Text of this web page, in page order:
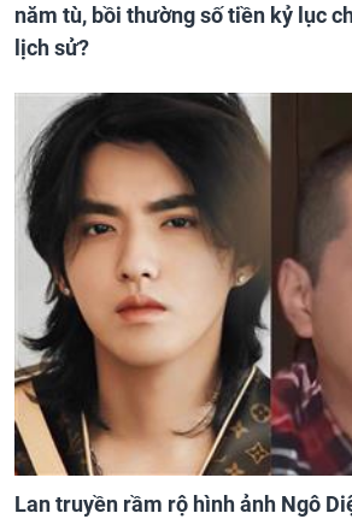
năm tù, bồi thường số tiền kỷ lục
lịch sử?
Lan truyền rầm rộ hình ảnh Ngô